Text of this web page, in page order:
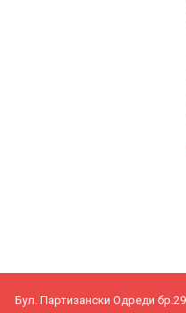
Бул. Партизански Одреди